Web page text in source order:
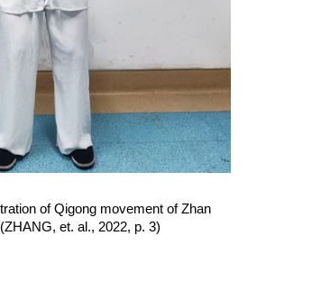
of Qigong movement of Zhan
et. al., 2022, p. 3)